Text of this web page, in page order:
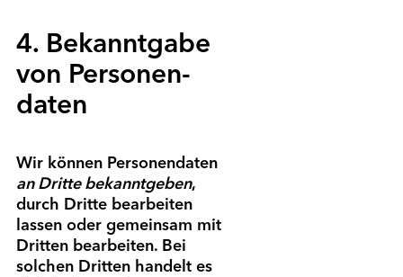
4. Bekanntgabe
von Personen­
daten
Wir können Personen­daten
an Dritte bekanntgeben,
durch Dritte bearbeiten
lassen oder gemeinsam mit
Dritten bearbeiten. Bei
solchen Dritten handelt es